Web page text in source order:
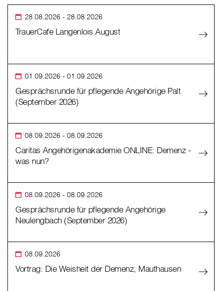
28.08.2026 - 28.08.2026
TrauerCafe Langenlois August
01.09.2026 - 01.09.2026
Gesprächsrunde für pflegende Angehörige Palt
(September 2026)
08.09.2026 - 08.09.2026
Caritas Angehörigenakademie ONLINE: Demenz -
was nun?
08.09.2026 - 08.09.2026
Gesprächsrunde für pflegende Angehörige
Neulengbach (September 2026)
08.09.2026
Vortrag: Die Weisheit der Demenz, Mauthausen